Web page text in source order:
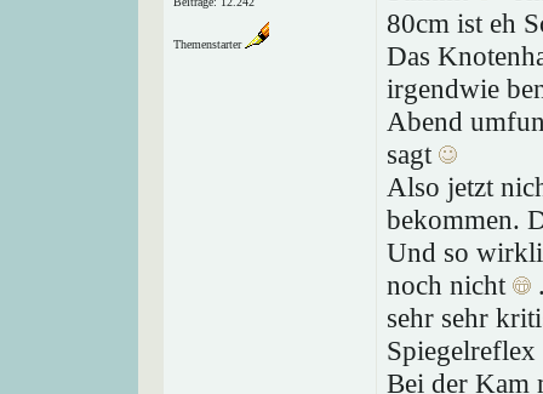
Themenstarter
80cm ist eh
Das
irgendwie
Abend
sagt
Also jetzt
bekommen.
Und so
noch nicht
sehr sehr
Spiegelreflex
Bei der Kam